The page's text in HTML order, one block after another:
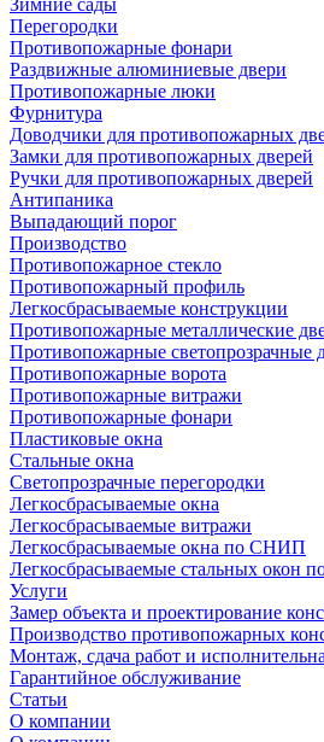
Зимние сады
Перегородки
Противопожарные фонари
Раздвижные алюминиевые двери
Противопожарные люки
Фурнитура
Доводчики для противопожарных
Замки для противопожарных дверей
Ручки для противопожарных дверей
Антипаника
Выпадающий порог
Производство
Противопожарное стекло
Противопожарный профиль
Легкосбрасываемые конструкции
Противопожарные металлические
Противопожарные светопрозрачные
Противопожарные ворота
Противопожарные витражи
Противопожарные фонари
Пластиковые окна
Стальные окна
Светопрозрачные перегородки
Легкосбрасываемые окна
Легкосбрасываемые витражи
Легкосбрасываемые окна по СНИП
Легкосбрасываемые стальных окон
Услуги
Замер объекта и проектирование
Производство противопожарных
Монтаж, сдача работ и
Гарантийное обслуживание
Статьи
О компании